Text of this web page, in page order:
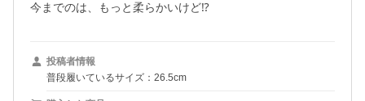
今までのは、もっと柔らかいけど⁉️
投稿者情報
普段履いているサイズ：26.5cm